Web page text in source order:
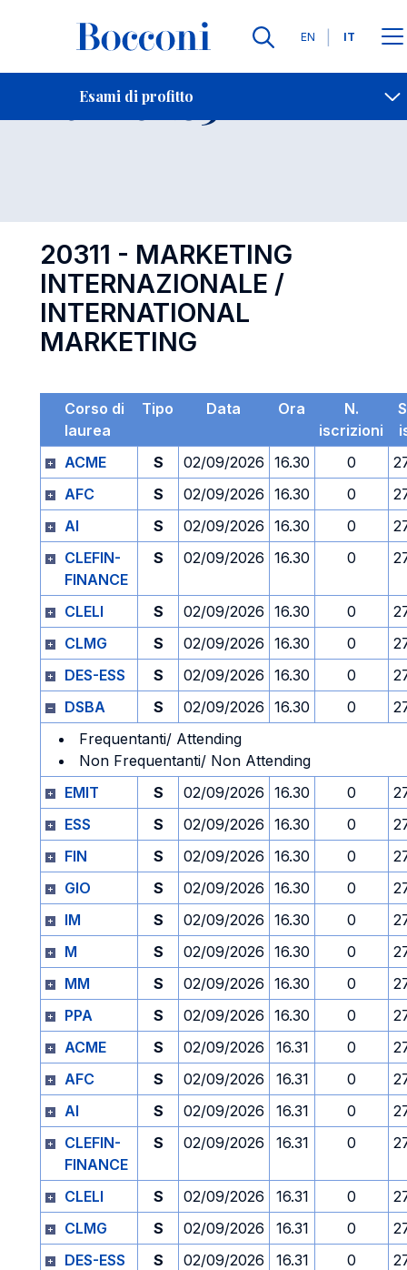
Lingue
EN IT
Esami di profitto
Contatti
Esame 20311 Open
20311 - MARKETING
INTERNAZIONALE /
INTERNATIONAL
MARKETING
Corso di
laurea
Tipo Data Ora
N.
iscrizioni
ACME
S 02/09/2026 16.30 0
AFC
S 02/09/2026 16.30 0
AI
S 02/09/2026 16.30 0
CLEFIN-
FINANCE
S 02/09/2026 16.30 0
CLELI S 02/09/2026 16.30 0
CLMG
S 02/09/2026 16.30 0
DES-ESS
S 02/09/2026 16.30 0
DSBA
S 02/09/2026 16.30 0
Frequentanti/ Attending
Non Frequentanti/ Non Attending
EMIT
S 02/09/2026 16.30 0
ESS
S 02/09/2026 16.30 0
FIN
S 02/09/2026 16.30 0
GIO
S 02/09/2026 16.30 0
IM
S 02/09/2026 16.30 0
M
S 02/09/2026 16.30 0
MM
S 02/09/2026 16.30 0
PPA
S 02/09/2026 16.30 0
ACME
S 02/09/2026 16.31 0
AFC
S 02/09/2026 16.31 0
AI
S 02/09/2026 16.31 0
CLEFIN-
FINANCE
S 02/09/2026 16.31 0
CLELI S 02/09/2026 16.31 0
CLMG
S 02/09/2026 16.31 0
DES-ESS
S 02/09/2026 16.31 0